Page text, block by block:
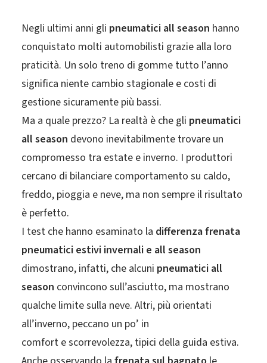
Negli ultimi anni gli pneumatici all season hanno
conquistato molti automobilisti grazie alla loro
praticità. Un solo treno di gomme tutto l’anno
significa niente cambio stagionale e costi di
gestione sicuramente più bassi.
Ma a quale prezzo? La realtà è che gli pneumatici
all season devono inevitabilmente trovare un
compromesso tra estate e inverno. I produttori
cercano di bilanciare comportamento su caldo,
freddo, pioggia e neve, ma non sempre il risultato
è perfetto.
I test che hanno esaminato la differenza frenata
pneumatici estivi invernali e all season
dimostrano, infatti, che alcuni pneumatici all
season convincono sull’asciutto, ma mostrano
qualche limite sulla neve. Altri, più orientati
all’inverno, peccano un po’ in
comfort e scorrevolezza, tipici della guida estiva.